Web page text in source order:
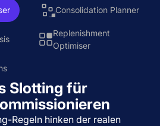
Consolidation Planner
Replenishment
Optimiser
Slotting für
Regeln hinken der realen